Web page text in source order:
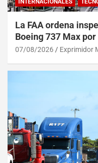
INTERNACIONALES
La FAA ordena
Boeing 737 Max
07/08/2026 Exprimidor